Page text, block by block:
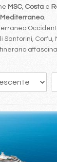
MSC, Costa e
Mediterraneo.
168 169